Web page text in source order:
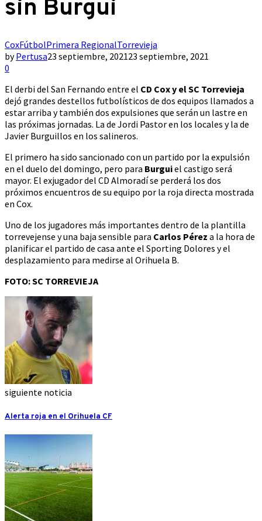
sin Burgui
CoxFútbolPrimera RegionalTorrevieja
byPertusa23 septiembre, 202123 septiembre, 2021
0
El derbi del San Fernando entre el CD Cox y el SC Torrevieja
dejó grandes destellos futbolísticos de dos equipos llamados a
estar arriba y también dos expulsiones que serán un lastre en
las próximas jornadas. La de Jordi Pastor en los locales y la de
Javier Burguillos en los salineros.
El primero ha sido sancionado con un partido por la expulsión
en el duelo del domingo, pero para Burguiel castigo será
mayor. El exjugador del CD Almoradí se perderá los dos
próximos encuentros de su equipo por la roja directa mostrada
en Cox.
Uno de los jugadores más importantes dentro de la plantilla
torrevejense y una baja sensible para Carlos Pérez a la hora de
planificar el partido de casa ante el Sporting Dolores y el
desplazamiento para medirse al Orihuela B.
FOTO: SC TORREVIEJA
siguiente noticia
Alerta roja en el Orihuela CF